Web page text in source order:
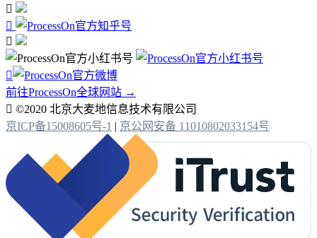




前往ProcessOn全球网站 →
 ©2020 北京大麦地信息技术有限公司
京ICP备15008605号-1 | 京公网安备 11010802033154号